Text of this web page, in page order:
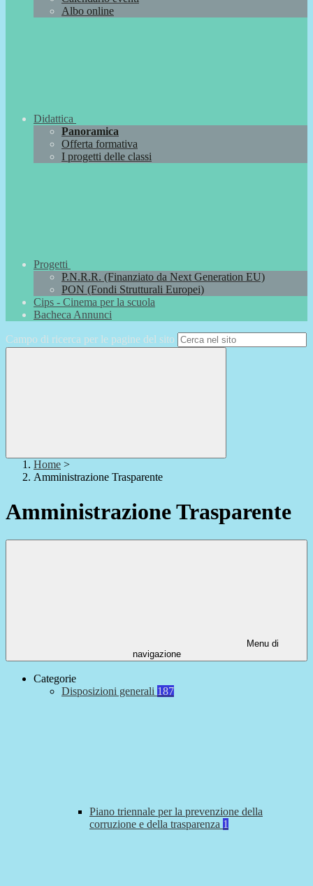
Albo online
Didattica
Panoramica
Offerta formativa
I progetti delle classi
Progetti
P.N.R.R. (Finanziato da Next Generation EU)
PON (Fondi Strutturali Europei)
Cips - Cinema per la scuola
Bacheca Annunci
Campo di ricerca per le pagine del sito
Home >
Amministrazione Trasparente
Amministrazione Trasparente
Menu di
navigazione
Categorie
Disposizioni generali 187
Piano triennale per la prevenzione della
corruzione e della trasparenza 1